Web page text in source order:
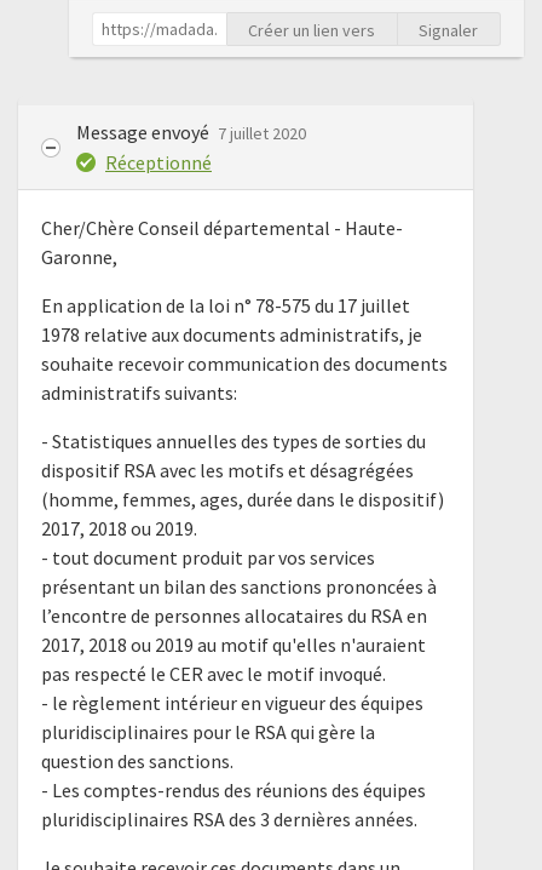
Créer un lien vers Signaler
Message envoyé 7 juillet 2020
Réceptionné
Cher/Chère Conseil départemental - Haute-
Garonne,
En application de la loi n° 78-575 du 17 juillet
1978 relative aux documents administratifs, je
souhaite recevoir communication des documents
administratifs suivants:
- Statistiques annuelles des types de sorties du
dispositif RSA avec les motifs et désagrégées
(homme, femmes, ages, durée dans le dispositif)
2017, 2018 ou 2019.
- tout document produit par vos services
présentant un bilan des sanctions prononcées à
l’encontre de personnes allocataires du RSA en
2017, 2018 ou 2019 au motif qu'elles n'auraient
pas respecté le CER avec le motif invoqué.
- le règlement intérieur en vigueur des équipes
pluridisciplinaires pour le RSA qui gère la
question des sanctions.
- Les comptes-rendus des réunions des équipes
pluridisciplinaires RSA des 3 dernières années.